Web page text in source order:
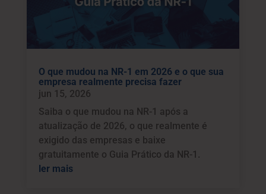
O que mudou na NR-1 em 2026 e o que sua
empresa realmente precisa fazer
jun 15, 2026
Saiba o que mudou na NR-1 após a
atualização de 2026, o que realmente é
exigido das empresas e baixe
gratuitamente o Guia Prático da NR-1.
ler mais